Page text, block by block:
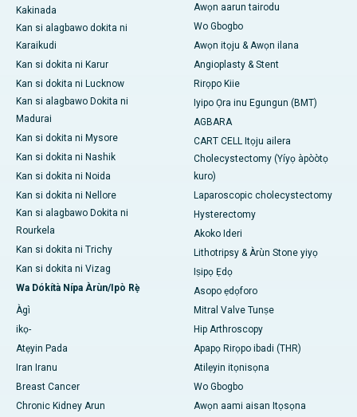
Kakinada
Kan si alagbawo dokita ni
Karaikudi
Kan si dokita ni Karur
Kan si dokita ni Lucknow
Kan si alagbawo Dokita ni
Madurai
Kan si dokita ni Mysore
Kan si dokita ni Nashik
Kan si dokita ni Noida
Kan si dokita ni Nellore
Kan si alagbawo Dokita ni
Rourkela
Kan si dokita ni Trichy
Kan si dokita ni Vizag
Wa Dókítà Nípa Àrùn/Ipò Rẹ̀
Àgì
ikọ-
Atẹyin Pada
Iran Iranu
Breast Cancer
Chronic Kidney Arun
Awọn aarun tairodu
Wo Gbogbo
Awọn itọju & Awọn ilana
Angioplasty & Stent
Rirọpo Kiie
Iyipo Ọra inu Egungun (BMT)
AGBARA
CART CELL Itọju ailera
Cholecystectomy (Yíyọ àpòòtọ
kuro)
Laparoscopic cholecystectomy
Hysterectomy
Akoko Ideri
Lithotripsy & Àrùn Stone yiyọ
Iṣipọ Ẹdọ
Asopo ẹdọforo
Mitral Valve Tunṣe
Hip Arthroscopy
Apapọ Rirọpo ibadi (THR)
Atilẹyin itọnisọna
Wo Gbogbo
Awọn aami aisan Itọsọna